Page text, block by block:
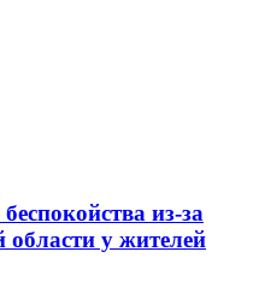
из-за
у жителей